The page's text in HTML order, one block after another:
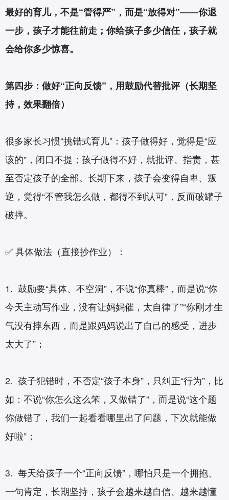
最好的育儿，不是“管得严”，而是“放得对”——你退
一步，孩子才能往前走；你给孩子多少信任，孩子就
会给你多少惊喜。
第四步：做好“正向反馈”，用鼓励代替批评（长期坚
持，效果翻倍）
很多家长习惯“挑错式育儿”：孩子做得好，觉得是“应
该的”，闭口不提；孩子做得不好，就批评、指责，甚
至否定孩子的全部。长期下来，孩子会变得自卑、叛
逆，觉得“不管我怎么做，都得不到认可”，反而破罐子
破摔。
✅ 具体做法（直接抄作业）：
1. 鼓励要“具体、不空洞”，不说“你真棒”，而是说“你
今天主动写作业，没有让妈妈催，太自律了”“你刚才生
气没有摔东西，而是跟妈妈说出了自己的感受，进步
太大了”；
2. 孩子犯错时，不否定“孩子本身”，只纠正“行为”，比
如：不说“你怎么这么笨，又做错了”，而是说“这个题
你做错了，我们一起看看哪里出了问题，下次就能做
好啦”；
3. 每天给孩子一个“正向反馈”，哪怕只是一个拥抱、
一句肯定，长期坚持，孩子会越来越自信、越来越懂